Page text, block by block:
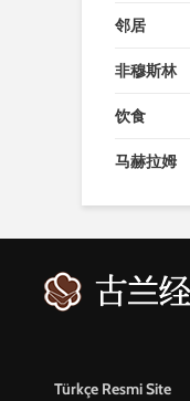
邻居
非穆斯林
饮食
马赫拉姆
Türkçe Resmi Site